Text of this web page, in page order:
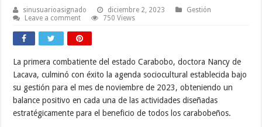
sinusuarioasignado diciembre 2, 2023
Gestión
Leave a comment
750 Views
La primera combatiente del estado Carabobo, doctora Nancy de
Lacava, culminó con éxito la agenda sociocultural establecida bajo
su gestión para el mes de noviembre de 2023, obteniendo un
balance positivo en cada una de las actividades diseñadas
estratégicamente para el beneficio de todos los carabobeños.